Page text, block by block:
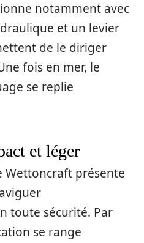
notamment avec
et un levier
de le diriger
fois en mer, le
se replie
et léger
Wettoncraft présente
toute sécurité. Par
se range